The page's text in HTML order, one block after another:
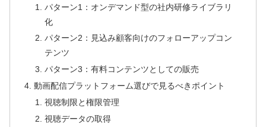
パターン1：オンデマンド型の社内研修ライブラリ
化
パターン2：見込み顧客向けのフォローアップコン
テンツ
パターン3：有料コンテンツとしての販売
動画配信プラットフォーム選びで見るべきポイント
視聴制限と権限管理
視聴データの取得